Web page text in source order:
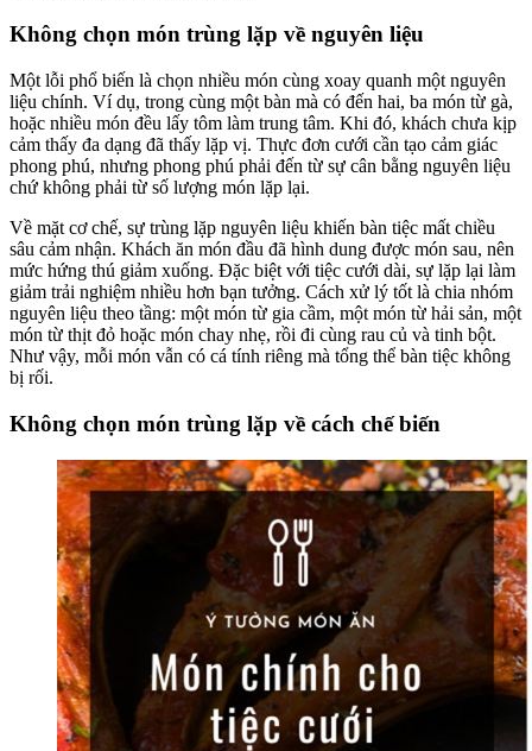
Không chọn món trùng lặp về nguyên liệu
Một lỗi phổ biến là chọn nhiều món cùng xoay quanh một nguyên
liệu chính. Ví dụ, trong cùng một bàn mà có đến hai, ba món từ gà,
hoặc nhiều món đều lấy tôm làm trung tâm. Khi đó, khách chưa kịp
cảm thấy đa dạng đã thấy lặp vị. Thực đơn cưới cần tạo cảm giác
phong phú, nhưng phong phú phải đến từ sự cân bằng nguyên liệu
chứ không phải từ số lượng món lặp lại.
Về mặt cơ chế, sự trùng lặp nguyên liệu khiến bàn tiệc mất chiều
sâu cảm nhận. Khách ăn món đầu đã hình dung được món sau, nên
mức hứng thú giảm xuống. Đặc biệt với tiệc cưới dài, sự lặp lại làm
giảm trải nghiệm nhiều hơn bạn tưởng. Cách xử lý tốt là chia nhóm
nguyên liệu theo tầng: một món từ gia cầm, một món từ hải sản, một
món từ thịt đỏ hoặc món chay nhẹ, rồi đi cùng rau củ và tinh bột.
Như vậy, mỗi món vẫn có cá tính riêng mà tổng thể bàn tiệc không
bị rối.
Không chọn món trùng lặp về cách chế biến